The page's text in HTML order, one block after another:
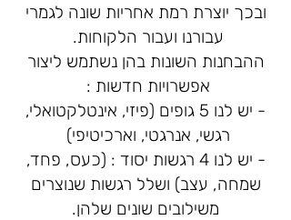
ובכך יוצרת רמת אחריות שונה לגמרי
עבורנו ועבור הלקוחות.
ההבחנות השונות בהן נשתמש ליצור
אפשרויות חדשות :
- יש לנו 5 גופים (פיזי, אינטלקטואלי,
רגשי, אנרגטי, וארכיטיפי)
- יש לנו 4 רגשות יסוד : (כעס, פחד,
שמחה, עצב) ושלל רגשות שנוצרים
משילובים שונים שלהן.